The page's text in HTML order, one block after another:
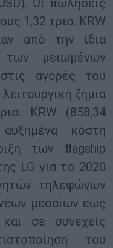
Οι πωλήσεις
1,32 τρισ. KRW
από την ίδια
μειωμένων
αγορές του
ζημία
KRW (858,34
κόστη
των flagship
LG για το 2020
τηλεφώνων
μεσαίων έως
σε συνεχείς
του